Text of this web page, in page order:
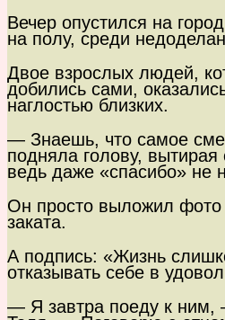
Вечер опустился на
на полу, среди
Двое взрослых людей,
добились сами,
наглостью близких.
— Знаешь, что самое
подняла голову,
ведь даже «спасибо» не
Он просто выложил фото
заката.
А подпись: «Жизнь
отказывать себе в
— Я завтра поеду к ним,